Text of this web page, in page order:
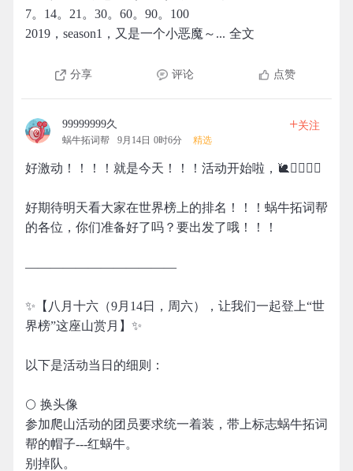
7。14。21。30。60。90。100
2019，season1，又是一个小恶魔～... 全文
分享 评论 点赞
99999999久
蜗牛拓词帮 9月14日 0时6分 精选
+关注
好激动！！！！就是今天！！！活动开始啦，🐌🧗‍♀️🧗‍♂️
好期待明天看大家在世界榜上的排名！！！蜗牛拓词帮
的各位，你们准备好了吗？要出发了哦！！！
————————————
✨【八月十六（9月14日，周六），让我们一起登上“世
界榜”这座山赏月】✨
以下是活动当日的细则：
🌕 换头像
参加爬山活动的团员要求统一着装，带上标志蜗牛拓词
帮的帽子---红蜗牛。
别掉队。